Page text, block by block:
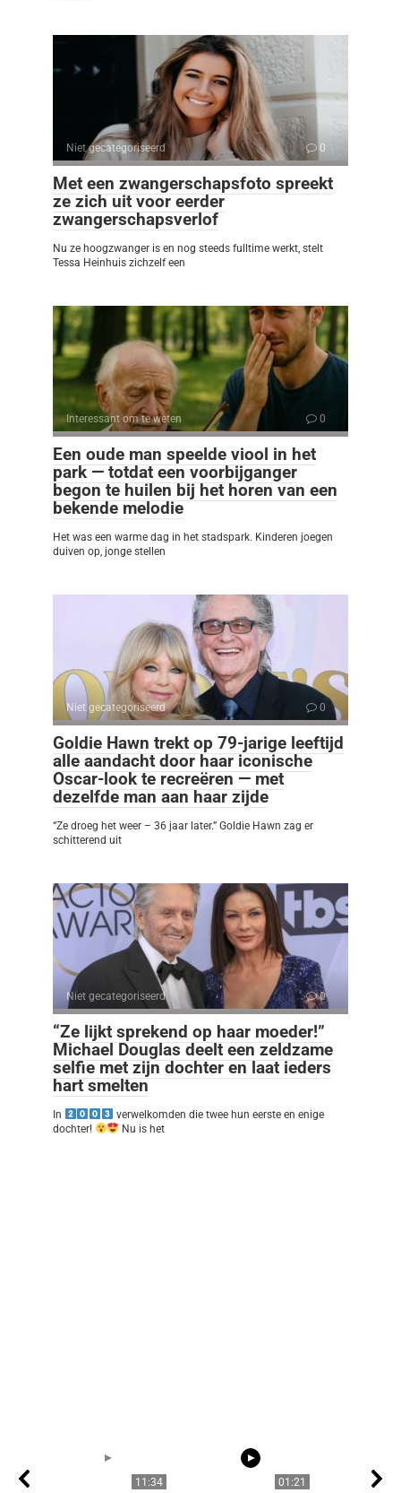
Niet gecategoriseerd 0
Met een zwangerschapsfoto spreekt
ze zich uit voor eerder
zwangerschapsverlof
Nu ze hoogzwanger is en nog steeds fulltime werkt, stelt
Tessa Heinhuis zichzelf een
Interessant om te weten 0
Een oude man speelde viool in het
park — totdat een voorbijganger
begon te huilen bij het horen van een
bekende melodie
Het was een warme dag in het stadspark. Kinderen joegen
duiven op, jonge stellen
Niet gecategoriseerd 0
Goldie Hawn trekt op 79-jarige leeftijd
alle aandacht door haar iconische
Oscar-look te recreëren — met
dezelfde man aan haar zijde
“Ze droeg het weer – 36 jaar later.” Goldie Hawn zag er
schitterend uit
Niet gecategoriseerd 0
“Ze lijkt sprekend op haar moeder!”
Michael Douglas deelt een zeldzame
selfie met zijn dochter en laat ieders
hart smelten
In
verwelkomden die twee hun eerste en enige
dochter!
Nu is het
11:34 01:21